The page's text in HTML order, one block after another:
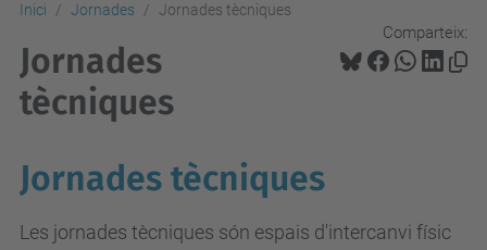
Inici Jornades Jornades tècniques
Comparteix:
Jornades
tècniques
Jornades tècniques
Les jornades tècniques són espais d'intercanvi físic